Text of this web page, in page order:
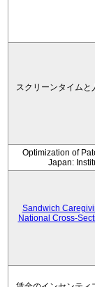
スクリーンタイムと
Optimization of
Japan:
Sandwich
National Cross-